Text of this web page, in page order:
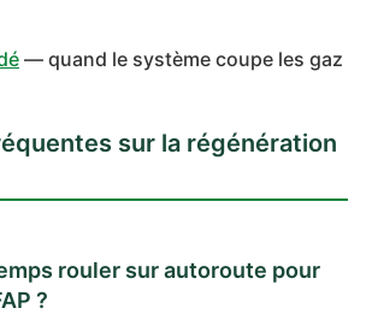
— quand le système coupe les gaz
sur la régénération
rouler sur autoroute pour
?